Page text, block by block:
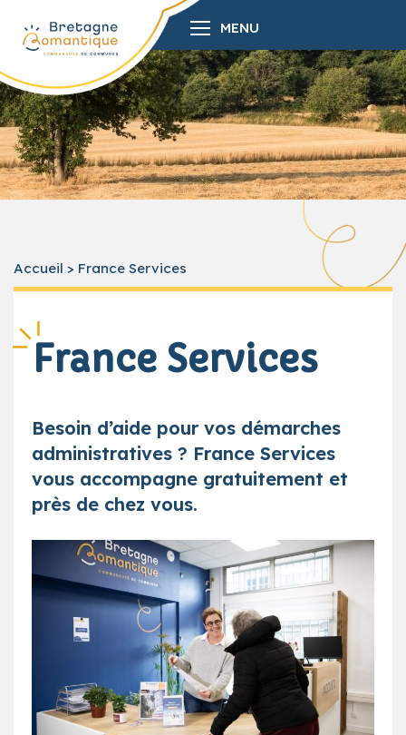
MENU
Accueil > France Services
France Services
Besoin d’aide pour vos démarches
administratives ? France Services
vous accompagne gratuitement et
près de chez vous.